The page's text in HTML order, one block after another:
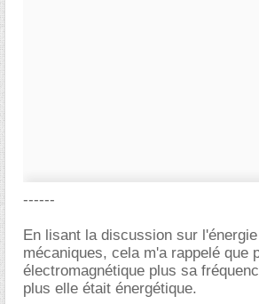
------
En lisant la discussion sur
mécaniques, cela m'a rappelé que
électromagnétique plus sa
plus elle était énergétique.